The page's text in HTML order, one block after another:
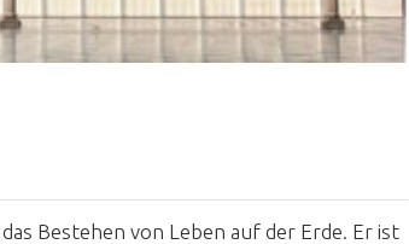
Bestehen von Leben auf der Erde. Er ist